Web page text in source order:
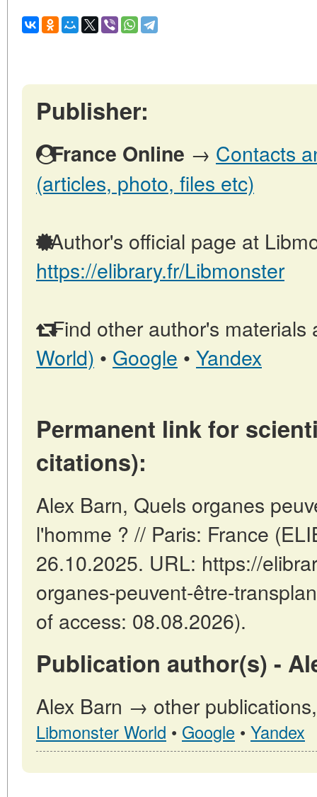
Publisher:
France Online → Contacts
(articles, photo, files etc)
Author's official page at
https://elibrary.fr/Libmonster
Find other author's materials
World) • Google • Yandex
Permanent link for
citations):
Alex Barn, Quels organes
l'homme ? // Paris: France
26.10.2025. URL: https://
organes-peuvent-être-
of access: 08.08.2026).
Publication author(s) -
Alex Barn → other
Libmonster World • Google • Yandex